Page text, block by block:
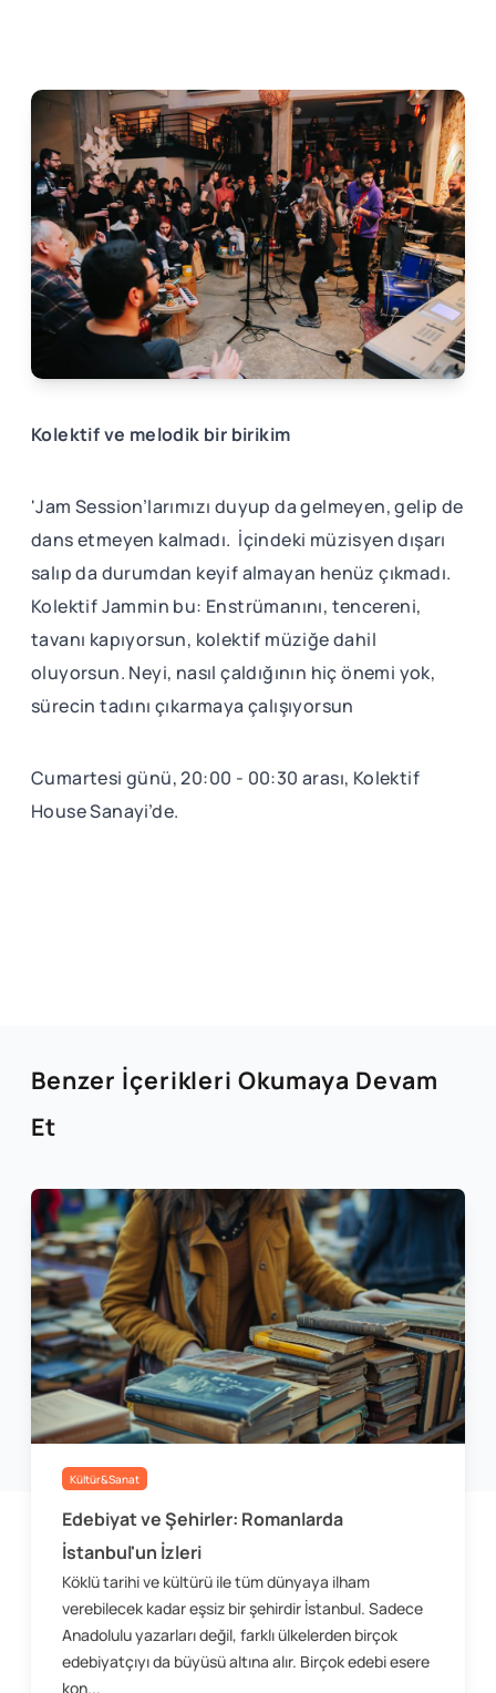
Kolektif ve melodik bir birikim
'Jam Session’larımızı duyup da gelmeyen, gelip de
dans etmeyen kalmadı. İçindeki müzisyen dışarı
salıp da durumdan keyif almayan henüz çıkmadı.
Kolektif Jammin bu: Enstrümanını, tencereni,
tavanı kapıyorsun, kolektif müziğe dahil
oluyorsun. Neyi, nasıl çaldığının hiç önemi yok,
sürecin tadını çıkarmaya çalışıyorsun
Cumartesi günü, 20:00 - 00:30 arası, Kolektif
House Sanayi’de.
Benzer İçerikleri Okumaya Devam
Et
Kültür&Sanat
Edebiyat ve Şehirler: Romanlarda
İstanbul'un İzleri
Köklü tarihi ve kültürü ile tüm dünyaya ilham
verebilecek kadar eşsiz bir şehirdir İstanbul. Sadece
Anadolulu yazarları değil, farklı ülkelerden birçok
edebiyatçıyı da büyüsü altına alır. Birçok edebi esere
kon...